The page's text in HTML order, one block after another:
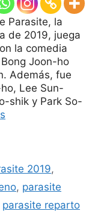
Parasite, la
de 2019, juega
la comedia
Joon-ho
Además, fue
Lee Sun-
shik y Park So-
2019,
, parasite
parasite reparto